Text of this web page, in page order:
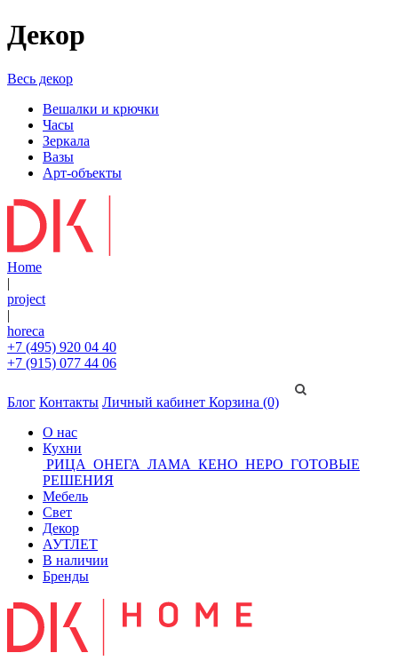
Декор
Весь декор
Вешалки и крючки
Часы
Зеркала
Вазы
Арт-объекты
Home
|
project
|
horeca
+7 (495) 920 04 40
+7 (915) 077 44 06
Блог Контакты Личный кабинет Корзина (0)
О нас
Кухни
РИЦА ОНЕГА ЛАМА КЕНО НЕРО ГОТОВЫЕ
РЕШЕНИЯ
Мебель
Свет
Декор
АУТЛЕТ
В наличии
Бренды